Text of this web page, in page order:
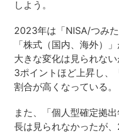
しよう。
2023年は「NISA/つみ
「株式（国内、海外）
大きな変化は見られな
3ポイントほど上昇し、
割合が高くなっている。
また、「個人型確定拠
長は見られなかったが